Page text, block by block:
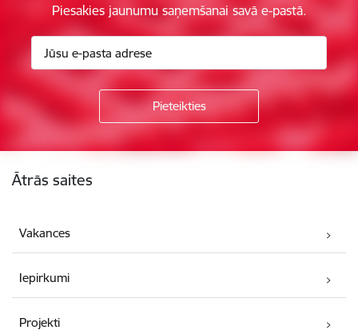
Piesakies jaunumu saņemšanai savā e-pastā.
Ātrās saites
Vakances
Iepirkumi
Projekti